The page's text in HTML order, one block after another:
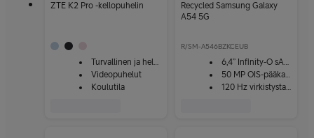
ZTE K2 Pro -kellopuhelin
Turvallinen ja helppokäyttöinen
Videopuhelut
Koulutila
Recycled Samsung Galaxy
A54 5G
R/SM-A546BZKCEUB
6,4” Infinity-O sAMOLED
50 MP OIS-pääkamera
120 Hz virkistystaajuus